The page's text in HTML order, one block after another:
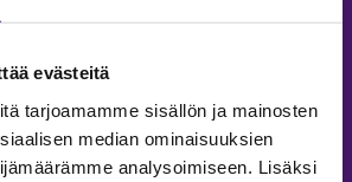
evästeitä
tarjoamamme sisällön ja mainosten
median ominaisuuksien
analysoimiseen. Lisäksi